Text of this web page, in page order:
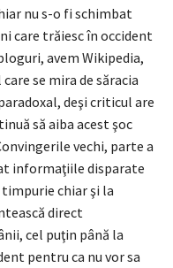
nu s-o fi schimbat
care trăiesc în occident
avem Wikipedia,
se mira de săracia
deşi criticul are
să aiba acest şoc
vechi, parte a
informaţiile disparate
chiar şi la
direct
cel puţin până la
pentru ca nu vor sa